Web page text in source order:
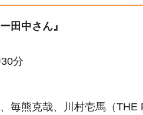
田中さん』
分
毎熊克哉、川村壱馬（